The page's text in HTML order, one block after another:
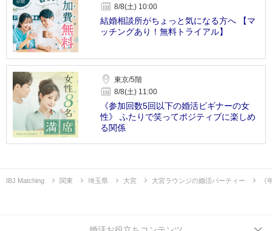
8/8(土) 10:00
結婚相談所がちょっと気になる方へ 【マ
ッチングあり！無料トライアル】
東京/5階
8/8(土) 11:00
《参加回数5回以下の婚活ビギナーの女
性》 ふたりで笑ってポジティブに楽しめ
る関係
IBJ Matching 関東 埼玉県 大宮 大宮ラウンジの婚活パーティー 《